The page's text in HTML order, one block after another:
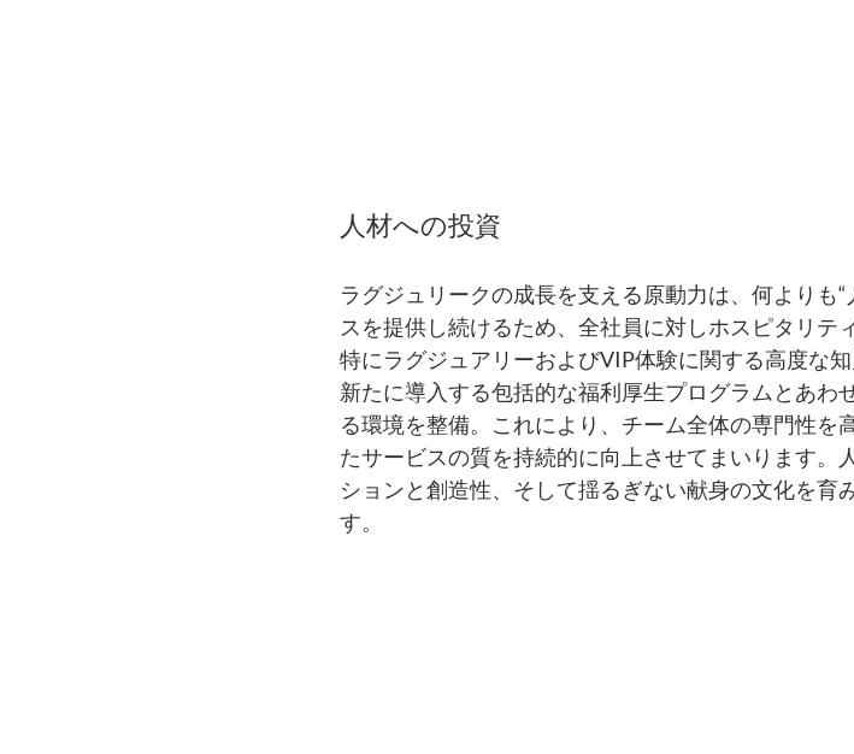
人材への投資
ラグジュリークの成長を支える原動力は、何よりも
スを提供し続けるため、全社員に対しホスピタリテ
特にラグジュアリーおよびVIP体験に関する高度な
新たに導入する包括的な福利厚生プログラムとあわ
る環境を整備。これにより、チーム全体の専門性を
たサービスの質を持続的に向上させてまいります。
ションと創造性、そして揺るぎない献身の文化を育
す。